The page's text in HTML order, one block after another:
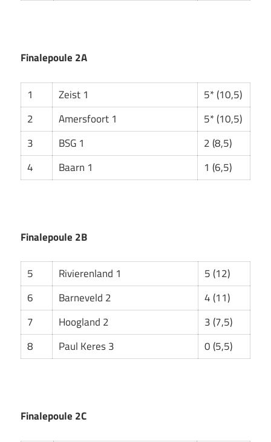
Finalepoule 2A
1 Zeist 1
5* (10,5)
2
Amersfoort 1
5* (10,5)
3
BSG 1
2 (8,5)
4
Baarn 1 1 (6,5)
Finalepoule 2B
5 Rivierenland 1
5 (12)
6
Barneveld 2
4 (11)
7
Hoogland 2
3 (7,5)
8
Paul Keres 3 0 (5,5)
Finalepoule 2C